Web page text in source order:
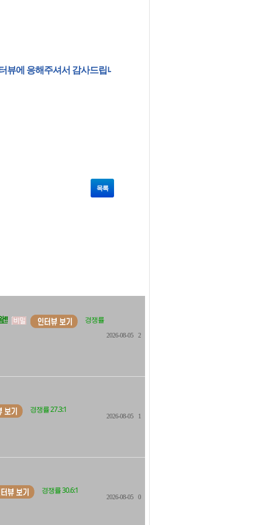
사드립니다. 멋진 대학생활을 응원합니다!!
목록
!! 경쟁률
2026-08-05 2
경쟁률 27.3:1
2026-08-05 1
경쟁률 30.6:1
2026-08-05 0